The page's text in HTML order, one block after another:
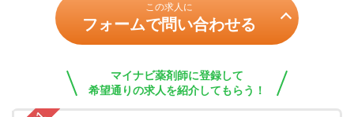
この求人に
フォームで問い合わせる
マイナビ薬剤師に登録して
希望通りの求人を紹介してもらう！